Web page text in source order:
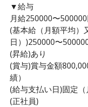
▼給与
月給250000〜
(基本給（月額平均）
日）)250000〜
(昇給)あり
(賞与)賞与金額
績）
(給与支払い日)固定
(正社員)